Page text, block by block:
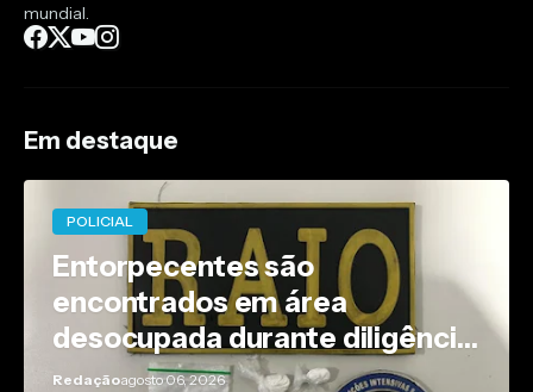
mundial.
Em destaque
POLICIAL
Entorpecentes são
encontrados em área
desocupada durante diligência
policial em Caririaçu
Redaçãoagosto 06, 2026